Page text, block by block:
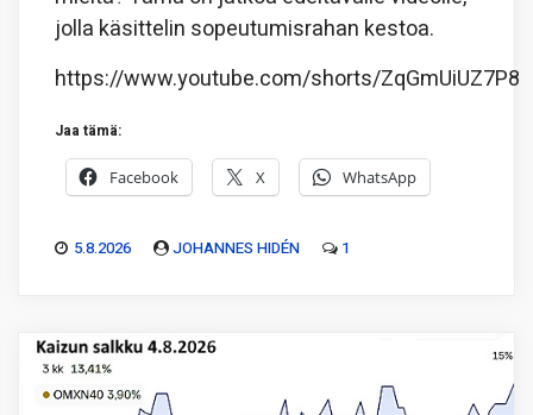
jolla käsittelin sopeutumisrahan kestoa.
https://www.youtube.com/shorts/ZqGmUiUZ7P8
Jaa tämä:
Facebook X WhatsApp
5.8.2026 JOHANNES HIDÉN 1